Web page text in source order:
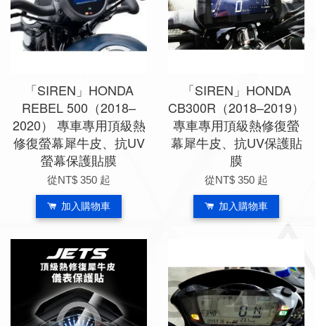
「SIREN」HONDA
REBEL 500（2018–
2020） 專車專用頂級熱
修復螢幕犀牛皮、抗UV
螢幕保護貼膜
從NT$ 350 起
加入購物車
「SIREN」HONDA
CB300R（2018–2019）
專車專用頂級熱修復螢
幕犀牛皮、抗UV保護貼
膜
從NT$ 350 起
加入購物車